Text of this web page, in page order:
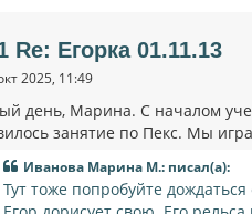
Re: Егорка 01.11.13
2025, 11:49
день, Марина. С началом
занятие по Пекс. Мы
Иванова Марина М.: писал(а):
Тут тоже попробуйте